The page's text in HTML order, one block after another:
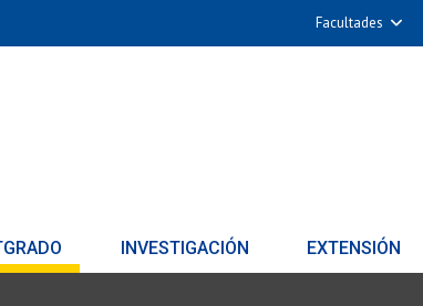
Facultades
INVESTIGACIÓN EXTENSIÓN